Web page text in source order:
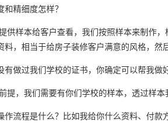
精细度怎样？
供样本给客户查看，我们按照样本来制作
料，相当于给房子装修客户满意的风格，然
有做过我们学校的证书，你确定可以帮我做
提，我们需要有你们学校的样本，透过样
作流程是什么？比如我给你什么资料、付款